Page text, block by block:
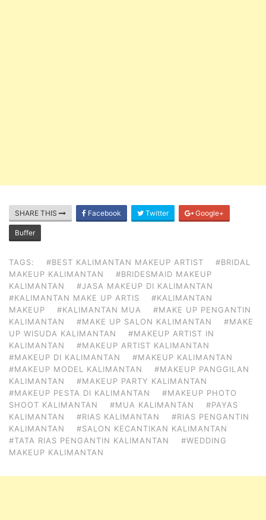
SHARE THIS Facebook Twitter Google+
Buffer
TAGS: #BEST KALIMANTAN MAKEUP ARTIST
#BRIDAL
MAKEUP KALIMANTAN
#BRIDESMAID MAKEUP
KALIMANTAN
#JASA MAKEUP DI KALIMANTAN
#KALIMANTAN MAKE UP ARTIS
#KALIMANTAN
MAKEUP
#KALIMANTAN MUA
#MAKE UP PENGANTIN
KALIMANTAN
#MAKE UP SALON KALIMANTAN
#MAKE
UP WISUDA KALIMANTAN
#MAKEUP ARTIST IN
KALIMANTAN
#MAKEUP ARTIST KALIMANTAN
#MAKEUP DI KALIMANTAN
#MAKEUP KALIMANTAN
#MAKEUP MODEL KALIMANTAN
#MAKEUP PANGGILAN
KALIMANTAN
#MAKEUP PARTY KALIMANTAN
#MAKEUP PESTA DI KALIMANTAN
#MAKEUP PHOTO
SHOOT KALIMANTAN
#MUA KALIMANTAN
#PAYAS
KALIMANTAN
#RIAS KALIMANTAN
#RIAS PENGANTIN
KALIMANTAN
#SALON KECANTIKAN KALIMANTAN
#TATA RIAS PENGANTIN KALIMANTAN
#WEDDING
MAKEUP KALIMANTAN